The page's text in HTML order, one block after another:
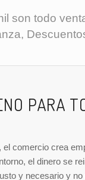
son todo
PARA
comercio crea
el dinero se
y necesario y